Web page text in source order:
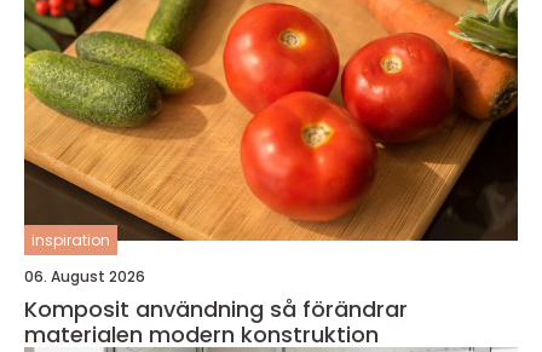
inspiration
06. August 2026
Komposit användning så förändrar
materialen modern konstruktion